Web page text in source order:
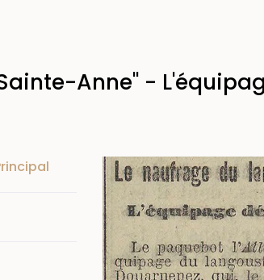
Anne" -
Image